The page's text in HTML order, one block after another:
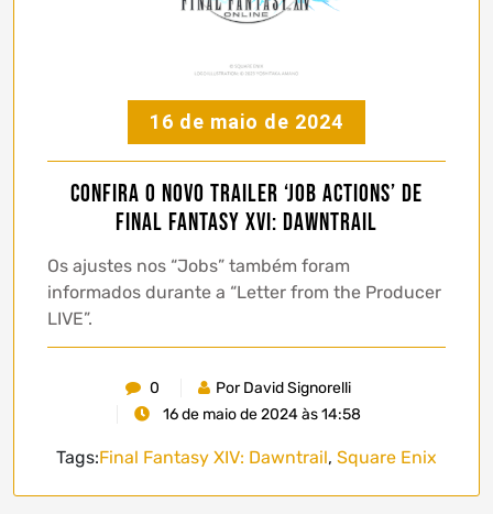
16 de maio de 2024
Confira o novo trailer ‘Job Actions’ de
Final Fantasy XVI: Dawntrail
Os ajustes nos “Jobs” também foram
informados durante a “Letter from the Producer
LIVE”.
0
Por David Signorelli
16 de maio de 2024 às 14:58
Tags:Final Fantasy XIV: Dawntrail, Square Enix